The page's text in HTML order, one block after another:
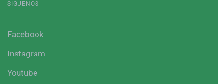
SIGUENOS
Facebook
Instagram
Youtube